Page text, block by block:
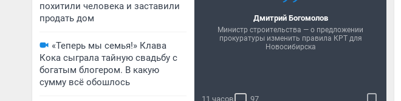
похитили человека и заставили
продать дом
«Теперь мы семья!» Клава
Кока сыграла тайную свадьбу с
богатым блогером. В какую
сумму всё обошлось
Дмитрий Богомолов
Министр строительства — о предложении
прокуратуры изменить правила КРТ для
Новосибирска
11 часов 97